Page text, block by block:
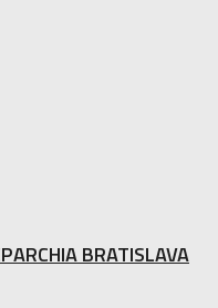
BRATISLAVA